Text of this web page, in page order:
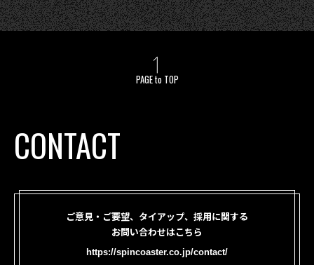
PAGE to TOP
CONTACT
ご意見・ご要望、タイアップ、採用に関する
お問い合わせはこちら
https://spincoaster.co.jp/contact/